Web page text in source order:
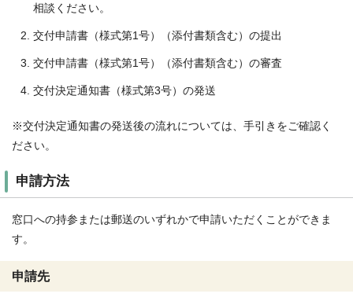
相談ください。
交付申請書（様式第1号）（添付書類含む）の提出
交付申請書（様式第1号）（添付書類含む）の審査
交付決定通知書（様式第3号）の発送
※交付決定通知書の発送後の流れについては、手引きをご確認く
ださい。
申請方法
窓口への持参または郵送のいずれかで申請いただくことができま
す。
申請先